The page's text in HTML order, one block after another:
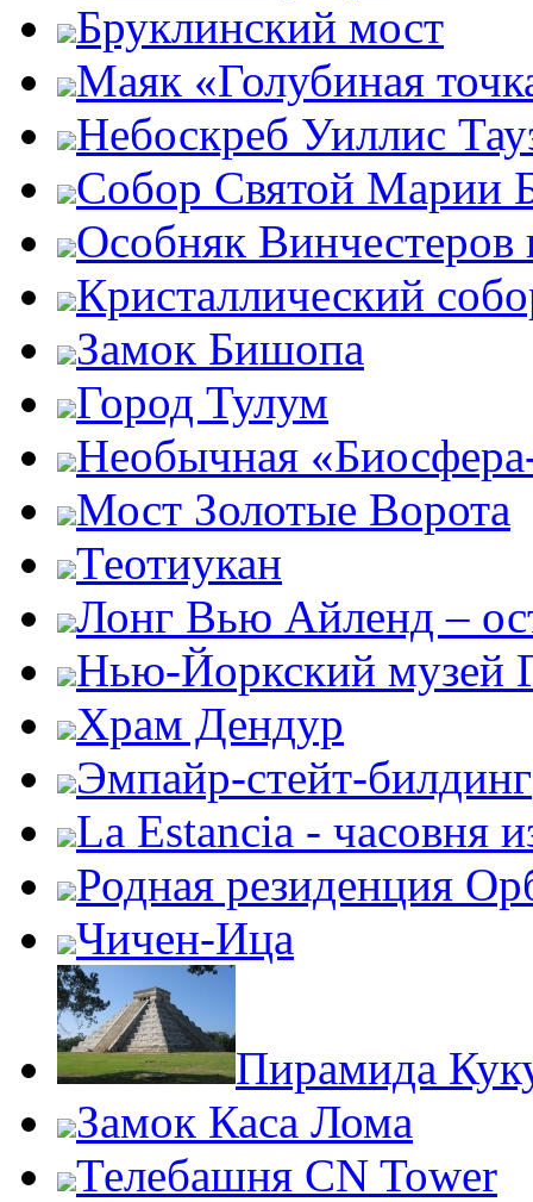
Бруклинский мост
Маяк «Голубиная
Небоскреб Уиллис
Собор Святой Марии
Особняк
Кристаллический
Замок Бишопа
Город Тулум
Необычная
Мост Золотые Ворота
Теотиукан
Лонг Вью Айленд –
Нью-Йоркский музей
Храм Дендур
Эмпайр-стейт-билдинг
La Estancia - часовня
Родная резиденция
Чичен-Ица
Пирамида
Замок Каса Лома
Телебашня CN Tower